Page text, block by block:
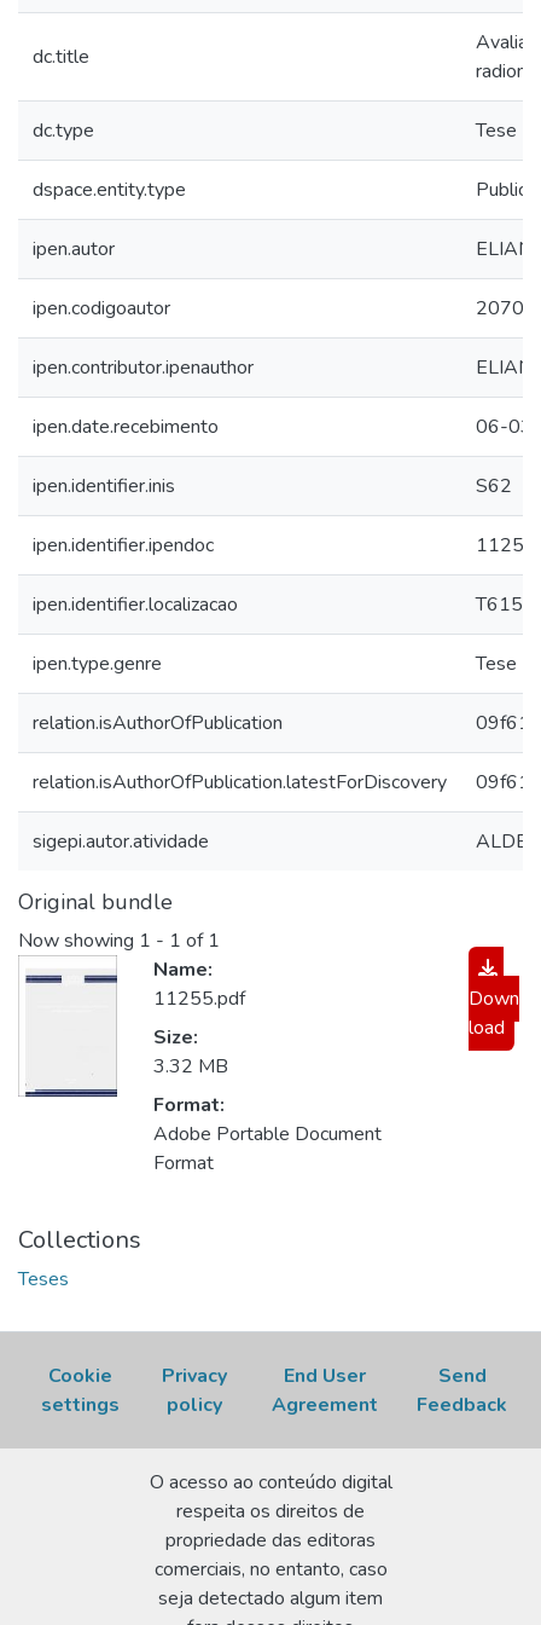
dc.title
dc.type Tese
dspace.entity.type
ipen.autor
ipen.codigoautor 2070
ipen.contributor.ipenauthor
ipen.date.recebimento 06-03
ipen.identifier.inis S62
ipen.identifier.ipendoc 11255
ipen.identifier.localizacao
ipen.type.genre Tese
relation.isAuthorOfPublication
relation.isAuthorOfPublication.latestForDiscovery
sigepi.autor.atividade
Original bundle
Now showing 1 - 1 of 1
Name:
11255.pdf
Size:
3.32 MB
Format:
Adobe Portable Document
Format
Down
load
Collections
Teses
Cookie
settings
Privacy
policy
End User
Agreement
Send
Feedback
O acesso ao conteúdo digital
respeita os direitos de
propriedade das editoras
comerciais, no entanto, caso
seja detectado algum item